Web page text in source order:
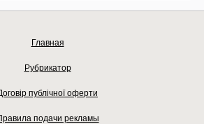
Главная
Рубрикатор
публічної оферти
подачи рекламы